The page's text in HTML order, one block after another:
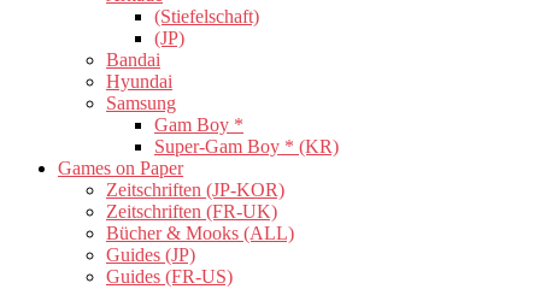
(Stiefelschaft)
(JP)
Bandai
Hyundai
Samsung
Gam Boy *
Super-Gam Boy * (KR)
Games on Paper
Zeitschriften (JP-KOR)
Zeitschriften (FR-UK)
Bücher & Mooks (ALL)
Guides (JP)
Guides (FR-US)